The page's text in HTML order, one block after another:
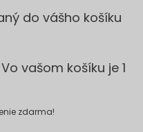
do vášho košíku
Vo vašom košíku je 1
zdarma!